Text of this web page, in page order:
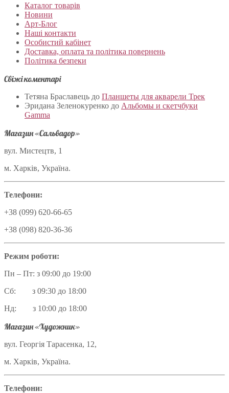
Каталог товарів
Новини
Арт-Блог
Наші контакти
Особистий кабінет
Доставка, оплата та політика повернень
Політика безпеки
Свіжі коментарі
Тетяна Браславець до Планшеты для акварели Трек
Эридана Зеленокуренко до Альбомы и скетчбуки
Gamma
Магазин «Сальвадор»
вул. Мистецтв, 1
м. Харків, Україна.
Телефони:
+38 (099) 620-66-65
+38 (098) 820-36-36
Режим роботи:
Пн – Пт: з 09:00 до 19:00
Сб: з 09:30 до 18:00
Нд: з 10:00 до 18:00
Магазин «Художник»
вул. Георгія Тарасенка, 12,
м. Харків, Україна.
Телефони: